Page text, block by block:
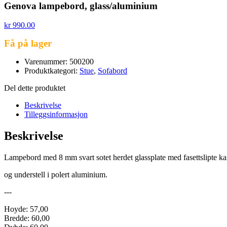
Genova lampebord, glass/aluminium
kr990.00
Få på lager
Varenummer: 500200
Produktkategori: Stue, Sofabord
Del dette produktet
Beskrivelse
Tilleggsinformasjon
Beskrivelse
Lampebord med 8 mm svart sotet herdet glassplate med fasettslipte
og understell i polert aluminium.
---
Hoyde: 57,00
Bredde: 60,00